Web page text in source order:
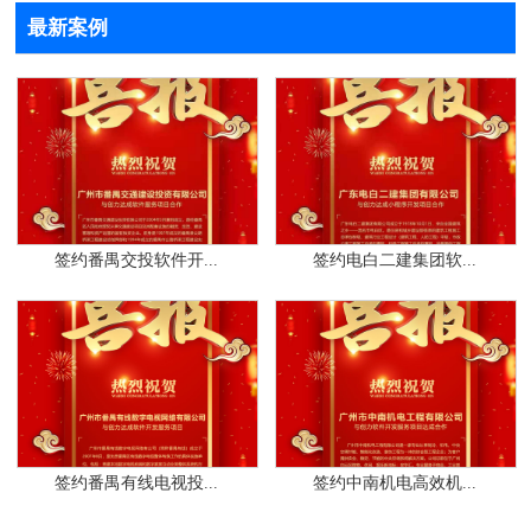
最新案例
签约番禺交投软件开... 签约电白二建集团软...
签约番禺有线电视投... 签约中南机电高效机...